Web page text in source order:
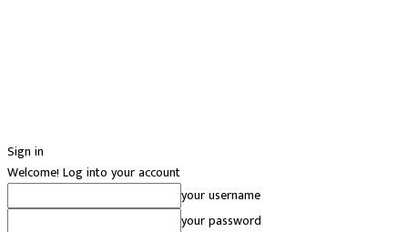
Sign in
Welcome! Log into your account
your username
your password